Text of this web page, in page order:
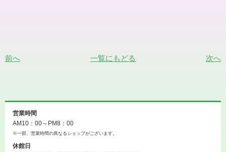
前へ 一覧にもどる 次へ
営業時間
AM10：00～PM8：00
※一部、営業時間の異なるショップがございます。
休館日